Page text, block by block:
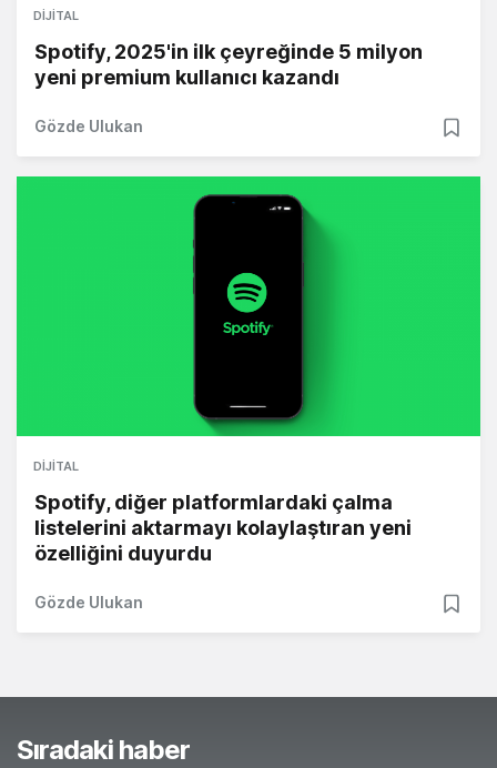
DIJITAL
Spotify, 2025'in ilk çeyreğinde 5 milyon
yeni premium kullanıcı kazandı
Gözde Ulukan
DIJITAL
Spotify, diğer platformlardaki çalma
listelerini aktarmayı kolaylaştıran yeni
özelliğini duyurdu
Gözde Ulukan
Sıradaki haber